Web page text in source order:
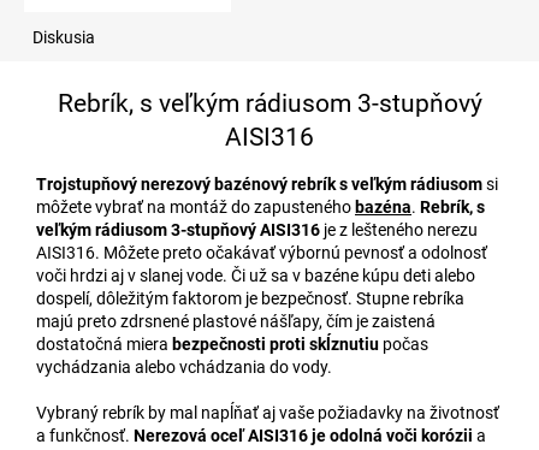
Diskusia
Rebrík, s veľkým rádiusom 3-stupňový
AISI316
Trojstupňový nerezový bazénový rebrík s veľkým rádiusomsi
môžete vybrať na montáž do zapusteného bazéna. Rebrík, s
veľkým rádiusom 3-stupňový AISI316 je z lešteného nerezu
AISI316. Môžete preto očakávať výbornú pevnosť a odolnosť
voči hrdzi aj v slanej vode. Či už sa v bazéne kúpu deti alebo
dospelí, dôležitým faktorom je bezpečnosť. Stupne rebríka
majú preto zdrsnené plastové nášľapy, čím je zaistená
dostatočná miera bezpečnosti proti skĺznutiu počas
vychádzania alebo vchádzania do vody.
Vybraný rebrík by mal napĺňať aj vaše požiadavky na životnosť
a funkčnosť. Nerezová oceľ AISI316 je odolná voči korózii a